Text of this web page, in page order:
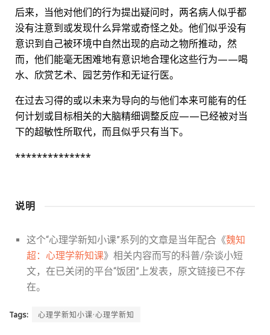
后来，当他对他们的行为提出疑问时，两名病人似乎都
没有注意到或发现什么异常或奇怪之处。他们似乎没有
意识到自己被环境中自然出现的启动之物所推动，然
而，他们能毫无困难地有意识地合理化这些行为——喝
水、欣赏艺术、园艺劳作和无证行医。
在过去习得的或以未来为导向的与他们本来可能有的任
何计划或目标相关的大脑精细调整反应——已经被对当
下的超敏性所取代，而且似乎只有当下。
**************
说明
这个“心理学新知小课”系列的文章是当年配合《魏知
超：心理学新知课》相关内容而写的科普/杂谈小短
文，在已关闭的平台“饭团”上发表，原文链接已不存
在。
Tags: 心理学新知小课·心理学新知